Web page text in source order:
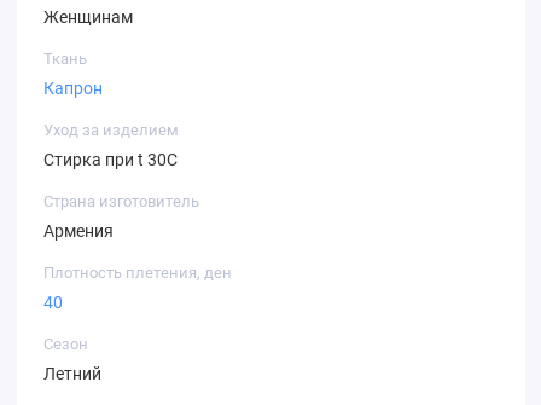
Женщинам
Ткань
Капрон
Уход за изделием
Стирка при t 30С
Страна изготовитель
Армения
Плотность плетения, ден
40
Сезон
Летний